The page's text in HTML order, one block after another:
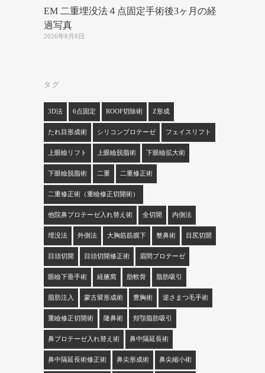
EM 二重埋没法４点固定手術後3ヶ月の経
過写真
2026年8月8日
タグ
3D法 6点固定 ROOF切除術 Z形成
たれ目形成術 シリコンプロテーゼ フェイスリフト
上眼瞼リフト 上眼瞼脱脂術 下眼瞼拡大術
下眼瞼脱脂術 二重 二重修正術
二重修正術（重瞼修正切開術）
他院鼻プロテーゼ入れ替え術 全切開 内側法
埋没法 外側法 大胸筋筋膜下 整鼻術 目尻切開
目頭切開 目頭切開修正術 眉間プロテーゼ
眼瞼下垂手術 経腋窩 肋軟骨 脂肪吸引
脂肪注入 蒙古襞形成術 豊胸術 逆さまつ毛手術
重瞼修正切開術 隆鼻術 頬顎脂肪吸引
鼻プロテーゼ入れ替え術 鼻中隔延長術
鼻中隔延長術修正術 鼻尖形成術 鼻尖縮小術